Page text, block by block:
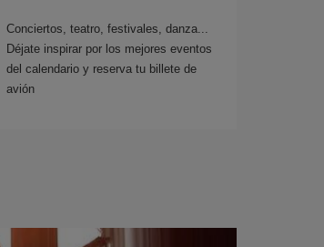
Conciertos, teatro, festivales, danza...
Déjate inspirar por los mejores eventos
del calendario y reserva tu billete de
avión